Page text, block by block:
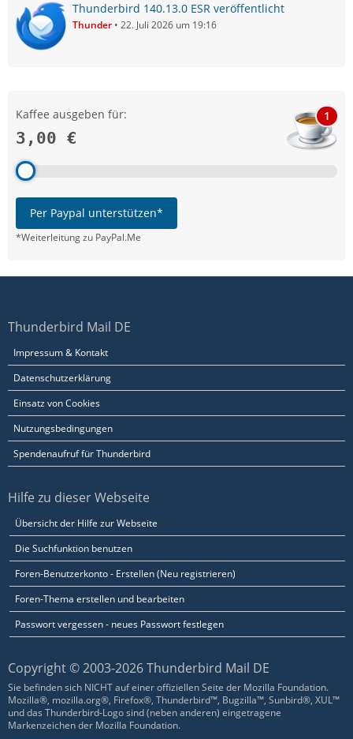
Thunderbird 140.13.0 ESR veröffentlicht
Thunder 22. Juli 2026 um 19:16
Kaffee ausgeben für:
3,00 €
1
Per Paypal unterstützen*
*Weiterleitung zu PayPal.Me
Thunderbird Mail DE
Impressum & Kontakt
Datenschutzerklärung
Einsatz von Cookies
Nutzungsbedingungen
Spendenaufruf für Thunderbird
Hilfe zu dieser Webseite
Übersicht der Hilfe zur Webseite
Die Suchfunktion benutzen
Foren-Benutzerkonto - Erstellen (Neu registrieren)
Foren-Thema erstellen und bearbeiten
Passwort vergessen - neues Passwort festlegen
Copyright © 2003-2026 Thunderbird Mail DE
Sie befinden sich NICHT auf einer offiziellen Seite der Mozilla Foundation.
Mozilla®, mozilla.org®, Firefox®, Thunderbird™, Bugzilla™, Sunbird®, XUL™
und das Thunderbird-Logo sind (neben anderen) eingetragene
Markenzeichen der Mozilla Foundation.